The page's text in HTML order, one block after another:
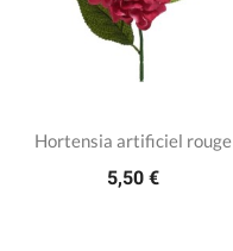
Hortensia artificiel rouge
5,50 €